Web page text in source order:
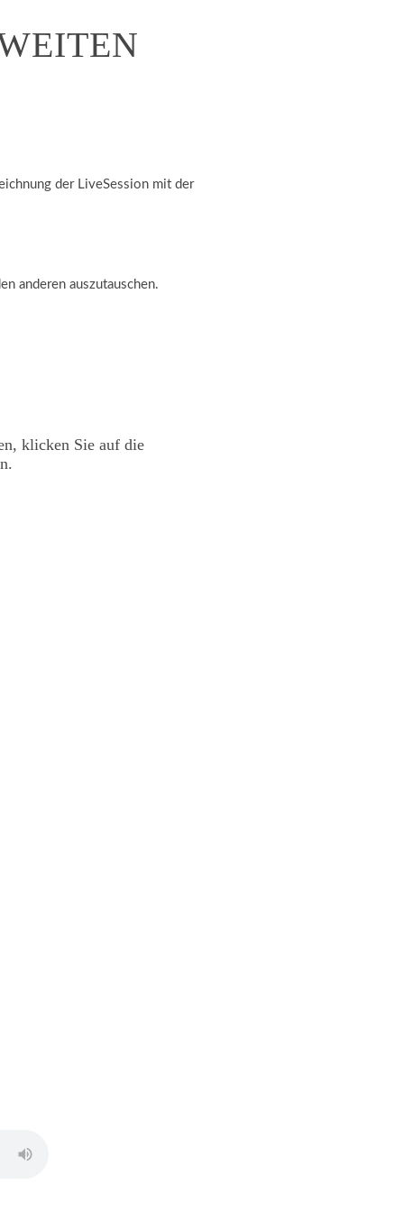
der LiveSession mit der
anderen auszutauschen.
klicken Sie auf die